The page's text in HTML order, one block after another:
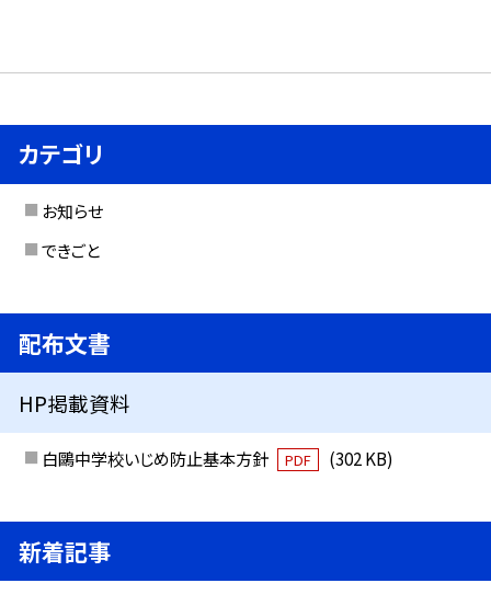
カテゴリ
お知らせ
できごと
配布文書
HP掲載資料
白鷗中学校いじめ防止基本方針 PDF (302 KB)
新着記事